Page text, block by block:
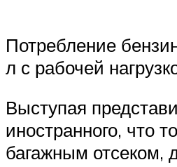
Потребление
л с рабочей
Выступая
иностранного, что
багажным отсеком,